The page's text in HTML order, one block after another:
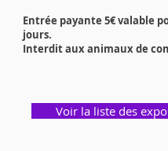
Entrée payante 5€ valable
jours.
Interdit aux animaux de
Voir la liste des